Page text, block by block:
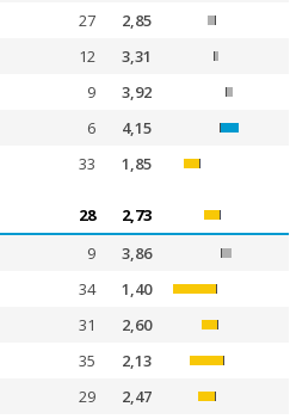
27 2,85
12 3,31
9 3,92
6 4,15
33 1,85
28 2,73
9 3,86
34 1,40
31 2,60
35 2,13
29 2,47